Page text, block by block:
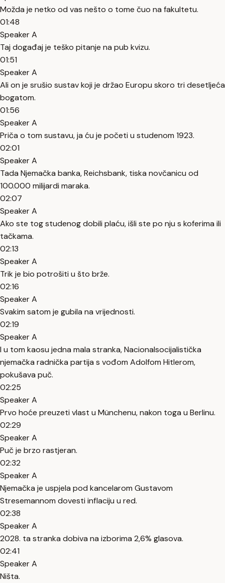
Možda je netko od vas nešto o tome čuo na fakultetu.
01:48
Speaker A
Taj događaj je teško pitanje na pub kvizu.
01:51
Speaker A
Ali on je srušio sustav koji je držao Europu skoro tri desetljeća
bogatom.
01:56
Speaker A
Priča o tom sustavu, ja ću je početi u studenom 1923.
02:01
Speaker A
Tada Njemačka banka, Reichsbank, tiska novčanicu od
100.000 milijardi maraka.
02:07
Speaker A
Ako ste tog studenog dobili plaću, išli ste po nju s koferima ili
tačkama.
02:13
Speaker A
Trik je bio potrošiti u što brže.
02:16
Speaker A
Svakim satom je gubila na vrijednosti.
02:19
Speaker A
I u tom kaosu jedna mala stranka, Nacionalsocijalistička
njemačka radnička partija s vođom Adolfom Hitlerom,
pokušava puč.
02:25
Speaker A
Prvo hoće preuzeti vlast u Münchenu, nakon toga u Berlinu.
02:29
Speaker A
Puč je brzo rastjeran.
02:32
Speaker A
Njemačka je uspjela pod kancelarom Gustavom
Stresemannom dovesti inflaciju u red.
02:38
Speaker A
2028. ta stranka dobiva na izborima 2,6% glasova.
02:41
Speaker A
Ništa.